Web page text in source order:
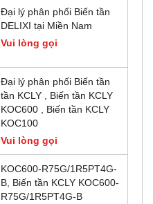
Đại lý phân phối Biến tần
DELIXI tại Miền Nam
Vui lòng gọi
Đại lý phân phối Biến tần
tần KCLY , Biến tần KCLY
KOC600 , Biến tần KCLY
KOC100
Vui lòng gọi
KOC600-R75G/1R5PT4G-
B, Biến tần KCLY KOC600-
R75G/1R5PT4G-B